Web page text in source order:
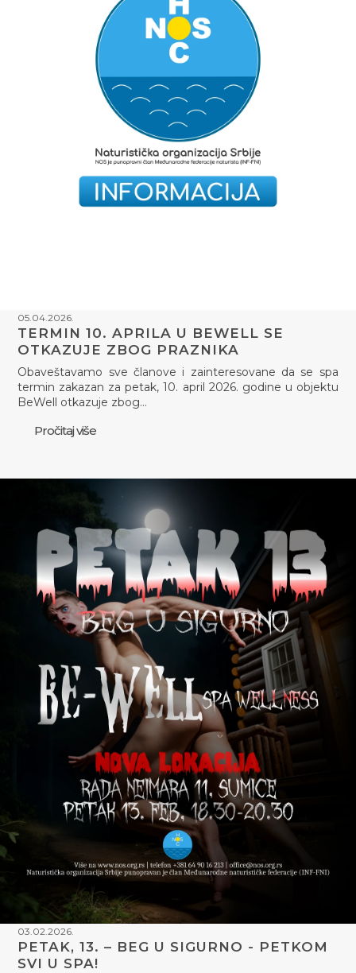
05.04.2026.
TERMIN 10. APRILA U BEWELL SE
OTKAZUJE ZBOG PRAZNIKA
Obaveštavamo sve članove i zainteresovane da se spa
termin zakazan za petak, 10. april 2026. godine u objektu
BeWell otkazuje zbog…
Pročitaj više
03.02.2026.
PETAK, 13. – BEG U SIGURNO - PETKOM
SVI U SPA!